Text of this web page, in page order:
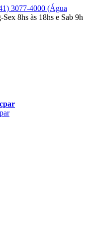
3077-4000 (Água
Sex 8hs às 18hs e Sab 9h